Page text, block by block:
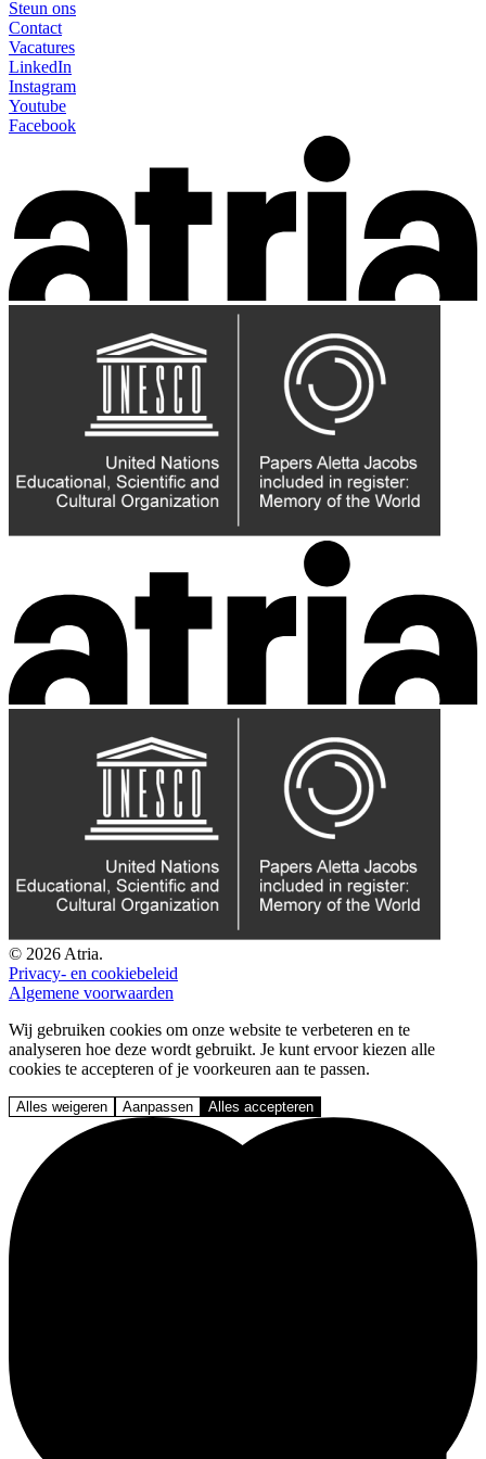
Steun ons
Contact
Vacatures
LinkedIn
Instagram
Youtube
Facebook
© 2026 Atria.
Privacy- en cookiebeleid
Algemene voorwaarden
Wij gebruiken cookies om onze website te verbeteren en te
analyseren hoe deze wordt gebruikt. Je kunt ervoor kiezen alle
cookies te accepteren of je voorkeuren aan te passen.
Alles weigeren Aanpassen Alles accepteren